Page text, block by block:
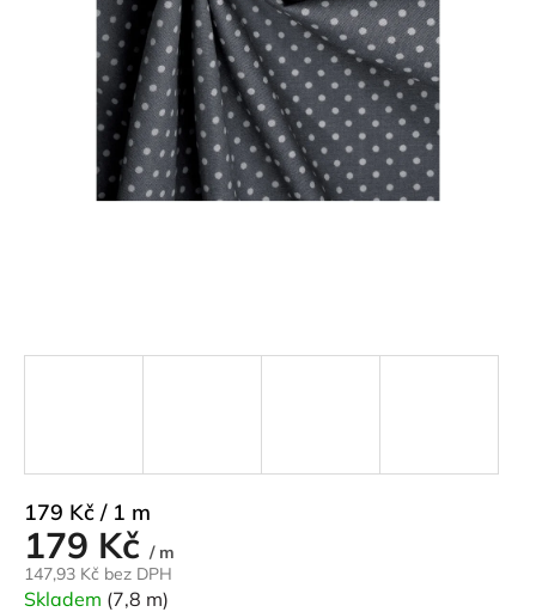
179 Kč / m
147,93 Kč bez DPH
Měrná
cena:
179 Kč / 1 m
Skladem (7,8 m)